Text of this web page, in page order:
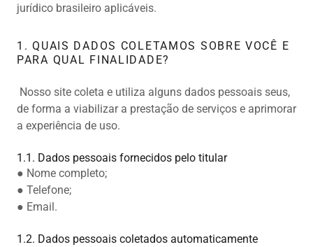
jurídico brasileiro aplicáveis.
1. QUAIS DADOS COLETAMOS SOBRE VOCÊ E
PARA QUAL FINALIDADE?
Nosso site coleta e utiliza alguns dados pessoais seus,
de forma a viabilizar a prestação de serviços e aprimorar
a experiência de uso.
1.1. Dados pessoais fornecidos pelo titular
● Nome completo;
● Telefone;
● Email.
1.2. Dados pessoais coletados automaticamente